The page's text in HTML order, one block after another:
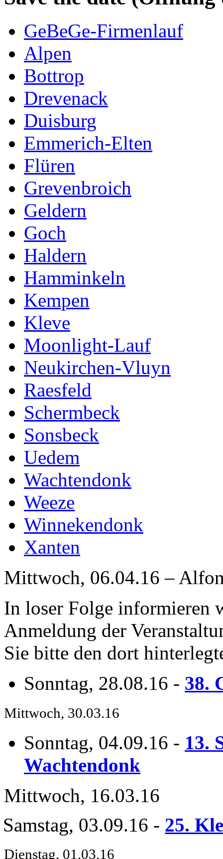
GeBeGe-Firmenlauf
Alpen
Bottrop
Drevenack
Duisburg
Emmerich-Elten
Flüren
Grevenbroich
Geldern
Goch
Haldern
Hamminkeln
Kempen
Kleve
Moonlight-Lauf
Neukirchen-Vluyn
Raesfeld
Schermbeck
Sonsbeck
Uedem
Wachtendonk
Weeze
Winnekendonk
Xanten
Mittwoch, 06.04.16 –
In loser Folge informieren
Anmeldung der
Sie bitte den dort
Sonntag, 28.08.16 - 38.
Mittwoch, 30.03.16
Sonntag, 04.09.16 - 13.
Wachtendonk
Mittwoch, 16.03.16
Samstag, 03.09.16 - 25.
Dienstag, 01.03.16